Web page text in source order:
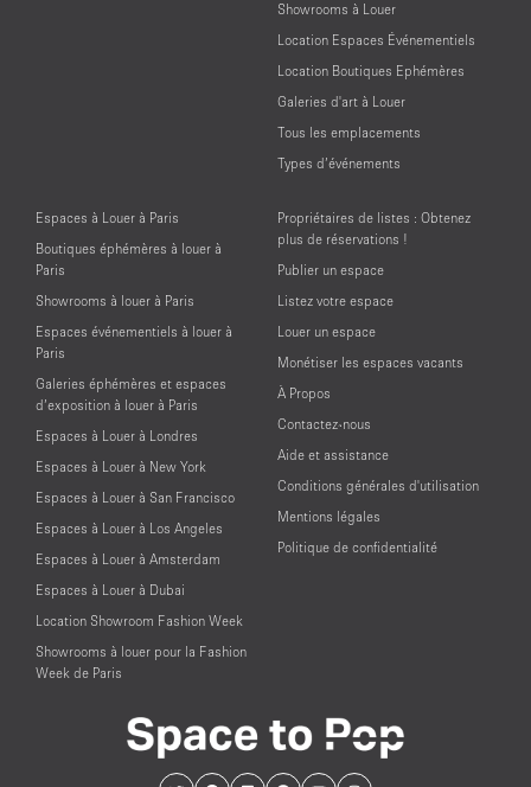
Showrooms à Louer
Location Espaces Événementiels
Location Boutiques Ephémères
Galeries d'art à Louer
Tous les emplacements
Types d’événements
Espaces à Louer à Paris
Boutiques éphémères à louer à
Paris
Showrooms à louer à Paris
Espaces événementiels à louer à
Paris
Galeries éphémères et espaces
d’exposition à louer à Paris
Espaces à Louer à Londres
Espaces à Louer à New York
Espaces à Louer à San Francisco
Espaces à Louer à Los Angeles
Espaces à Louer à Amsterdam
Espaces à Louer à Dubai
Location Showroom Fashion Week
Showrooms à louer pour la Fashion
Week de Paris
Propriétaires de listes : Obtenez
plus de réservations !
Publier un espace
Listez votre espace
Louer un espace
Monétiser les espaces vacants
À Propos
Contactez-nous
Aide et assistance
Conditions générales d'utilisation
Mentions légales
Politique de confidentialité